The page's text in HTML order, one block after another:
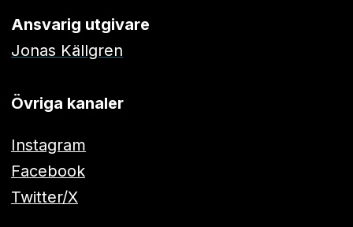
Ansvarig utgivare
Jonas Källgren
Övriga kanaler
Instagram
Facebook
Twitter/X